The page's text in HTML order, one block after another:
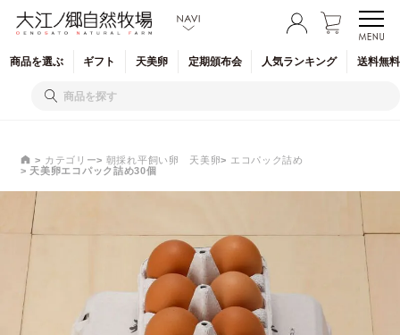
商品を選ぶ ギフト 天美卵 定期頒布会 人気ランキング 送料無
カテゴリー 朝採れ平飼い卵 天美卵
エコパック詰め
天美卵エコパック詰め30個